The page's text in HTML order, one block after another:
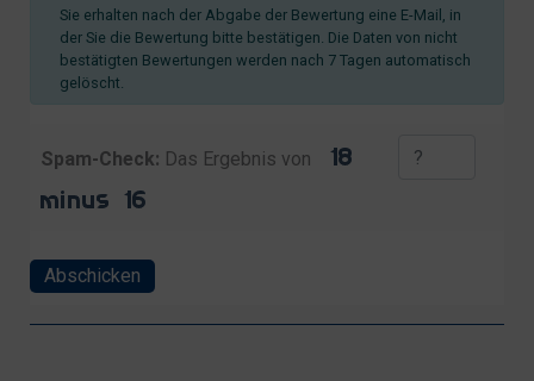
Sie erhalten nach der Abgabe der Bewertung eine E-Mail, in
der Sie die Bewertung bitte bestätigen. Die Daten von nicht
bestätigten Bewertungen werden nach 7 Tagen automatisch
gelöscht.
Spam-Check: Das Ergebnis von
Abschicken